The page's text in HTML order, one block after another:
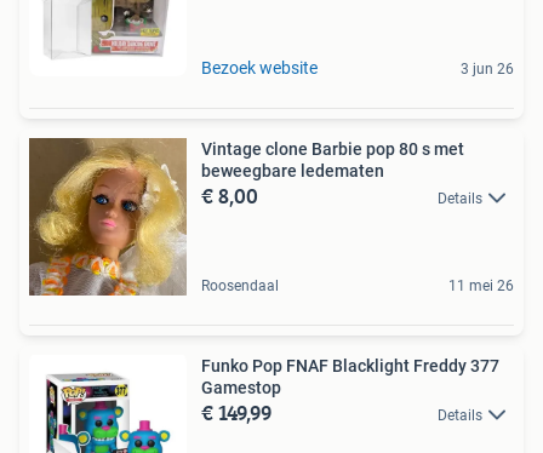
Bezoek website 3 jun 26
Vintage clone Barbie pop 80 s met
beweegbare ledematen
€ 8,00 Details
Roosendaal 11 mei 26
Funko Pop FNAF Blacklight Freddy 377
Gamestop
€ 149,99 Details